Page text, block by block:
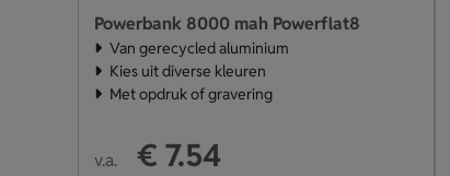
Powerbank 8000 mah Powerflat8
Van gerecycled aluminium
Kies uit diverse kleuren
Met opdruk of gravering
v.a. € 7.54